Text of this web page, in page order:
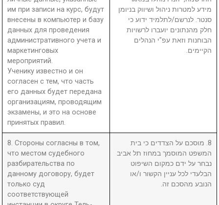
им при записи на курс, будут
внесены в компьютер и базу
данных для проведения
административного учета и
маркетинговых
мероприятий.
Ученику известно и он
согласен с тем, что часть
его данных будет передана
организациям, проводящим
экзамены, и это на основе
принятых правил.
מידע למטרות ניהול ושיווק בניומן
סנטר. לנרשם/לתלמיד ידוע כי
חלק מהנתונים יועברו לרשויות
הבוחנות וזאת עפ"י הנהלים
הקיימים.
8. Стороны согласны в том,
что местом судебного
разбирательства по
данному договору, будет
только суд
соответствующей
8. מוסכם על הצדדים כי בית
המשפט המוסמך במחוז תל אביב
נבחר על ידם כמקום השיפוט
הבלעדי לכל עניין הקשור ו/או
הנובע מהסכם זה.